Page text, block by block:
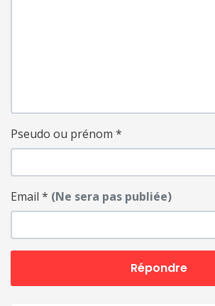
Pseudo ou prénom *
Email * (Ne sera pas publiée)
Répondre